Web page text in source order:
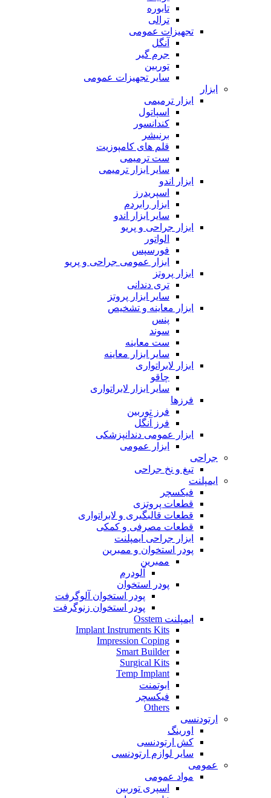
تابوره
ترالی
تجهیزات عمومی
آنگل
جرم گیر
توربین
سایر تجهیزات عمومی
ابزار
ابزار ترمیمی
اسپاتول
کندانسور
برنیشر
قلم های کامپوزیت
ست ترمیمی
سایر ابزار ترمیمی
ابزار اندو
اسپریدرز
ابزار رابردم
سایر ابزار اندو
ابزار جراحی و پریو
الواتور
فورسپس
ابزار عمومی جراحی و پریو
ابزار پروتز
تری دندانی
سایر ابزار پروتز
ابزار معاینه و تشخیص
پنس
سوند
ست معاینه
سایر ابزار معاینه
ابزار لابراتواری
چاقو
سایر ابزار لابراتواری
فرزها
فرز توربین
فرز آنگل
ابزار عمومی دندانپزشکی
ابزار عمومی
جراحی
تیغ و نخ جراحی
ایمپلنت
فیکسچر
قطعات پروتزی
قطعات قالبگیری و لابراتواری
قطعات مصرفی و کمکی
ابزار جراحی ایمپلنت
پودر استخوان و ممبرین
ممبرین
آلودرم
پودر استخوان
پودر استخوان آلوگرفت
پودر استخوان زنوگرفت
ایمپلنت Osstem
Implant Instruments Kits
Impression Coping
Smart Builder
Surgical Kits
Temp Implant
ابوتمنت
فیکسچر
Others
ارتودنسی
اورینگ
کش ارتودنسی
سایر لوازم ارتودنسی
عمومی
مواد عمومی
اسپری توربین